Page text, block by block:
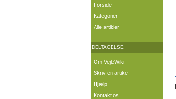
Forside
Kategorier
Alle artikler
DELTAGELSE
Om VejleWiki
Skriv en artikel
Hjælp
Kontakt os